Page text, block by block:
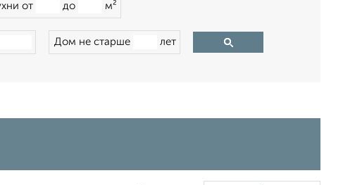
от до м²
Дом не старше лет